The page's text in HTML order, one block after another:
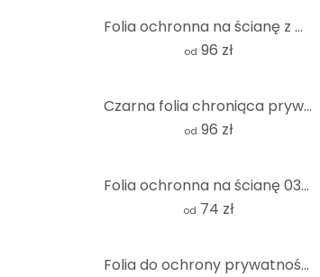
Folia ochronna na ścianę z włoską flagą
od 96 zł
Czarna folia chroniąca prywatność meduzy
od 96 zł
Folia ochronna na ścianę 03 - kwadrat
od 74 zł
Folia do ochrony prywatności Moroccan Wall - Panorama